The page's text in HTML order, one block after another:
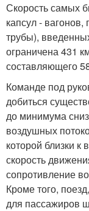
Скорость самых
капсул -
трубы),
ограничена 431
составляющего
Команде под
добиться
до минимума
воздушных
которой близки к
скорость
сопротивление
Кроме того,
для пассажиров